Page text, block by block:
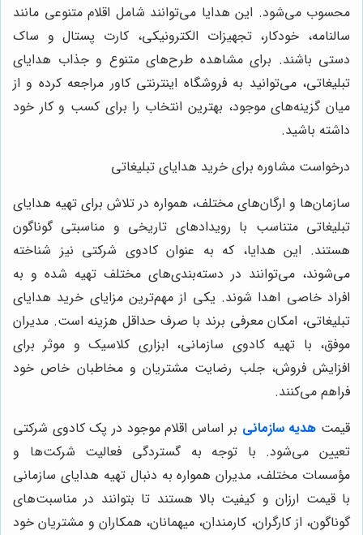
محسوب می‌شود. این هدایا می‌توانند شامل اقلام متنوعی مانند
سالنامه، خودکار، تجهیزات الکترونیکی، کارت پستال و ساک
دستی باشند. برای مشاهده طرح‌های متنوع و جذاب هدایای
تبلیغاتی، می‌توانید به فروشگاه اینترنتی کاور مراجعه کرده و از
میان گزینه‌های موجود، بهترین انتخاب را برای کسب و کار خود
داشته باشید.
درخواست مشاوره برای خرید هدایای تبلیغاتی
سازمان‌ها و ارگان‌های مختلف، همواره در تلاش برای تهیه هدایای
تبلیغاتی متناسب با رویدادهای تاریخی و مناسبتی گوناگون
هستند. این هدایا، که به عنوان کادوی شرکتی نیز شناخته
می‌شوند، می‌توانند در دسته‌بندی‌های مختلف تهیه شده و به
افراد خاصی اهدا شوند. یکی از مهم‌ترین مزایای خرید هدایای
تبلیغاتی، امکان معرفی برند با صرف حداقل هزینه است. مدیران
موفق، با تهیه کادوی سازمانی، ابزاری کلاسیک و موثر برای
افزایش فروش، جلب رضایت مشتریان و مخاطبان خاص خود
فراهم می‌کنند.
قیمت هدیه سازمانی بر اساس اقلام موجود در پک کادوی شرکتی
تعیین می‌شود. با توجه به گستردگی فعالیت شرکت‌ها و
مؤسسات مختلف، مدیران همواره به دنبال تهیه هدایای سازمانی
با قیمت ارزان و کیفیت بالا هستند تا بتوانند در مناسبت‌های
گوناگون، از کارگران، کارمندان، میهمانان، همکاران و مشتریان خود